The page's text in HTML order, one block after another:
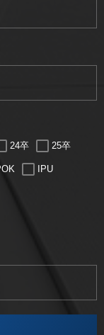
24卒 25卒
IPU
工業